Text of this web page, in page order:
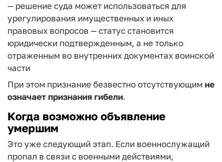
— решение суда может использоваться для
урегулирования имущественных и иных
правовых вопросов — статус становится
юридически подтвержденным, а не только
отраженным во внутренних документах воинской
части
При этом признание безвестно отсутствующим не
означает признания гибели.
Когда возможно объявление
умершим
Это уже следующий этап. Если военнослужащий
пропал в связи с военными действиями,